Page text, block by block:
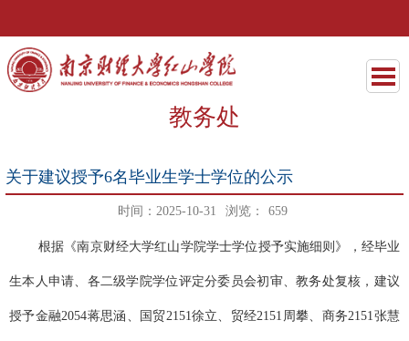
教务处
关于建议授予6名毕业生学士学位的公示
时间：2025-10-31 浏览： 659
根据《南京财经大学红山学院学士学位授予实施细则》，经毕业
生本人申请、各二级学院学位评定分委员会初审、教务处复核，建议
授予金融2054蒋思涵、国贸2151徐立、贸经2151周攀、商务2151张慧